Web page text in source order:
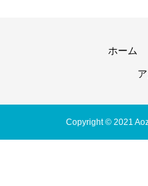
ホーム
Copyright © 2021